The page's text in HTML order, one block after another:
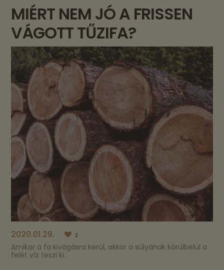
MIÉRT NEM JÓ A FRISSEN
VÁGOTT TŰZIFA?
2020.01.29. 2
Amikor a fa kivágásra kerül, akkor a súlyának körülbelül a
felét víz teszi ki.